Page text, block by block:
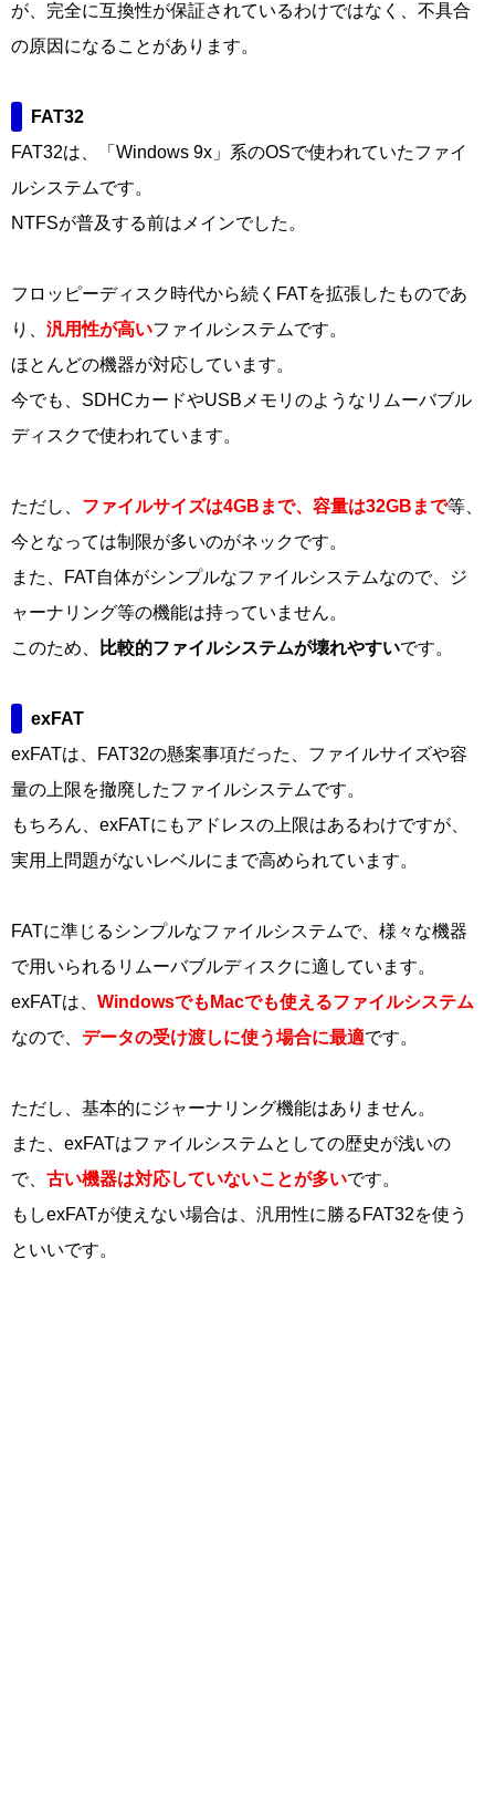
が、完全に互換性が保証されているわけではなく、不具合
の原因になることがあります。
FAT32
FAT32は、「Windows 9x」系のOSで使われていたファイ
ルシステムです。
NTFSが普及する前はメインでした。
フロッピーディスク時代から続く FATを拡張したものであ
り、 汎用性が高いファイルシステムです。
ほとんどの機器が対応しています。
今でも、SDHCカードやUSBメモリのようなリムーバブル
ディスクで使われています。
ただし、 ファイルサイズは4GBまで、容量は32GBまで等、
今となっては制限が多いのがネックです。
また、FAT自体がシンプルなファイルシステムなので、ジ
ャーナリング等の機能は持っていません。
このため、
比較的ファイルシステムが壊れやすいです。
exFAT
exFATは、FAT32の懸案事項だった、ファイルサイズや容
量の上限を撤廃したファイルシステムです。
もちろん、exFATにもアドレスの上限はあるわけですが、
実用上問題がないレベルにまで高められています。
FATに準じるシンプルなファイルシステムで、様々な機器
で用いられるリムーバブルディスクに適しています。
exFATは、 WindowsでもMacでも使えるファイルシステム
なので、 データの受け渡しに使う場合に最適です。
ただし、基本的にジャーナリング機能はありません。
また、exFATはファイルシステムとしての歴史が浅いの
で、 古い機器は対応していないことが多いです。
もしexFATが使えない場合は、汎用性に勝るFAT32を使う
といいです。